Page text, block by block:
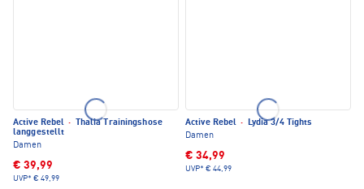
Active Rebel ·
Thalia Trainingshose
langgestellt
Damen
€ 39,99
UVP* € 49,99
Active Rebel ·
Lydia 3/4 Tights
Damen
€ 34,99
UVP* € 44,99